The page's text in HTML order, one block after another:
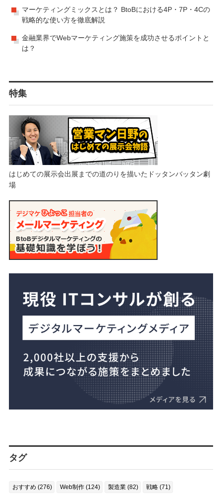
マーケティングミックスとは？ BtoBにおける4P・7P・4Cの
戦略的な使い方を徹底解説
金融業界でWebマーケティング施策を成功させるポイントと
は？
特集
はじめての展示会出展までの道のりを描いたドッタンバッタン劇
場
タグ
おすすめ (276) Web制作 (124) 製造業 (82) 戦略 (71)